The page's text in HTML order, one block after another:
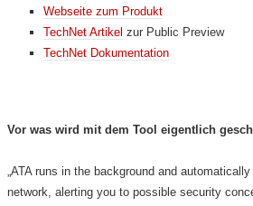
Webseite zum Produkt
TechNet Artikel zur Public Preview
TechNet Dokumentation
Vor was wird mit dem Tool eigentlich
„ATA runs in the background and
network, alerting you to possible security